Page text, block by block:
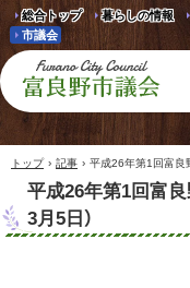
総合トップ 暮らしの情報
市議会
富良野市議会 Furano
City Council
トップ › 記事 › 平成26年第1回富良
平成26年第1回富
3月5日）